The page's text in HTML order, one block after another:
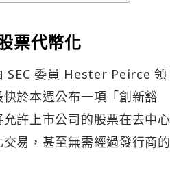
票代幣化
SEC 委員 Hester Peirce 領
於本週公布一項「創新豁
許上市公司的股票在去中心
易，甚至無需經過發行商的